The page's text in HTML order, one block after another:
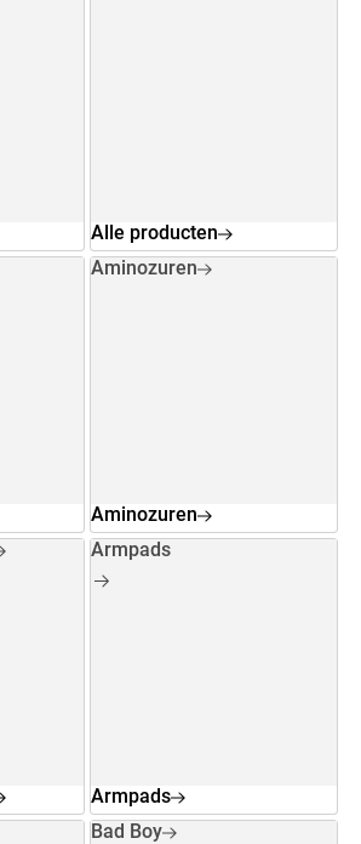
Alle producten
Aminozuren
Aminozuren
Armpads
Armpads
Bad Boy